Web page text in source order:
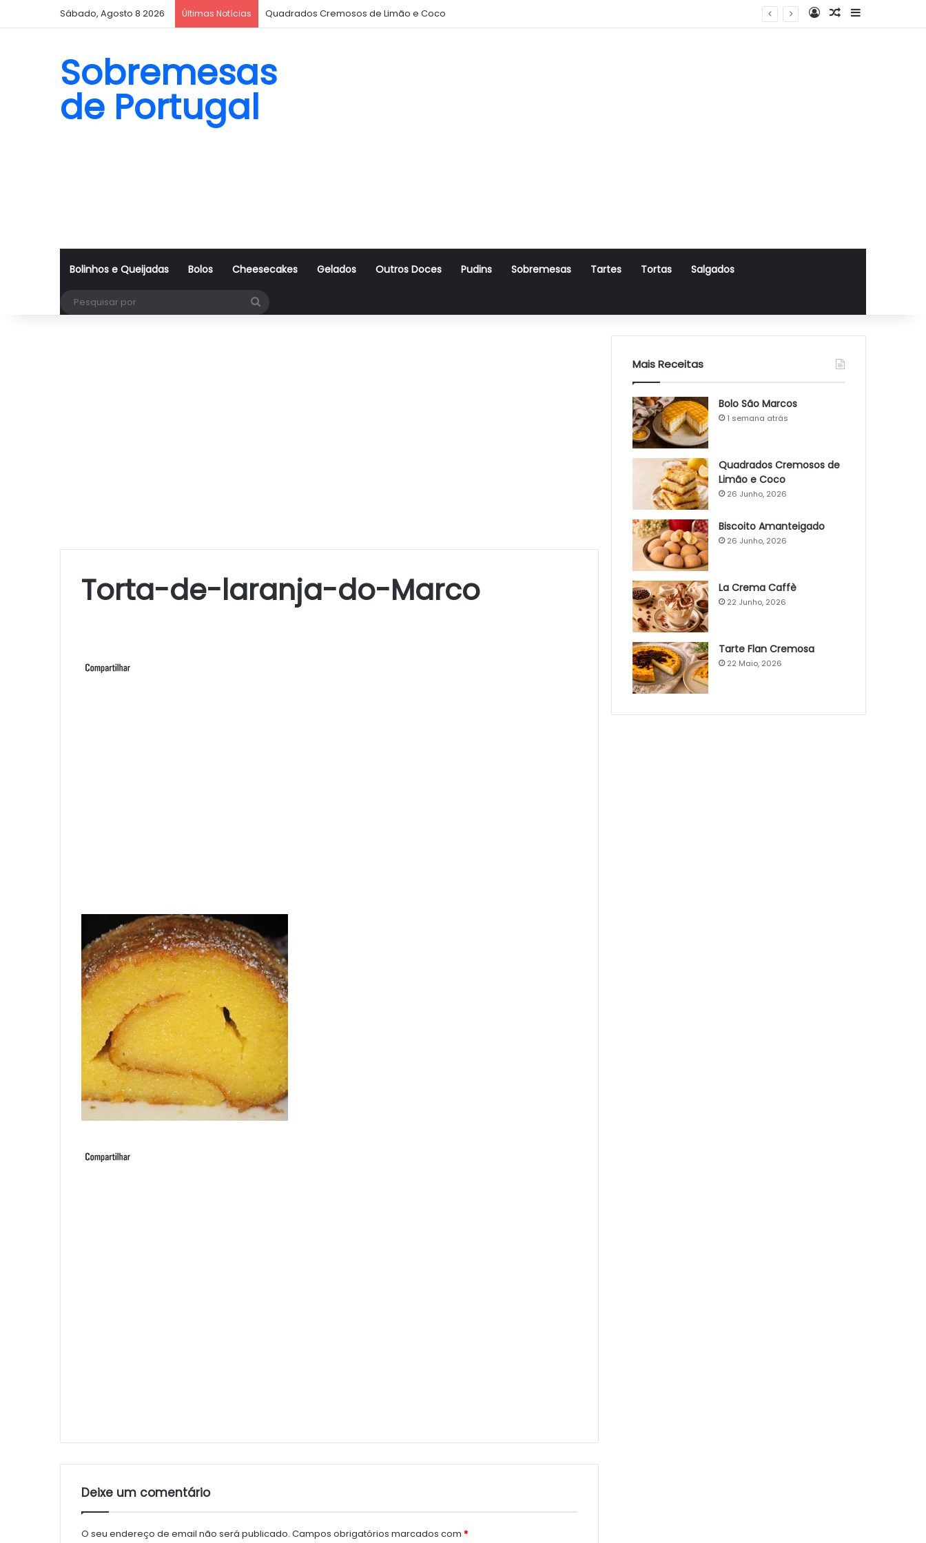
Sábado, Agosto 8 2026 Últimas Notícias Quadrados Cremosos de Limão e Coco Log InArtigo Aleatório
Sidebar
Sobremesas
de Portugal
Bolinhos e Queijadas Bolos Cheesecakes Gelados Outros Doces Pudins Sobremesas Tartes Tortas Salgados
Torta-de-laranja-do-Marco
Deixe um comentário
O seu endereço de email não será publicado. Campos obrigatórios marcados com *
Mais Receitas
Bolo São Marcos
1 semana atrás
Quadrados Cremosos de
Limão e Coco
26 Junho, 2026
Biscoito Amanteigado
26 Junho, 2026
La Crema Caffè
22 Junho, 2026
Tarte Flan Cremosa
22 Maio, 2026